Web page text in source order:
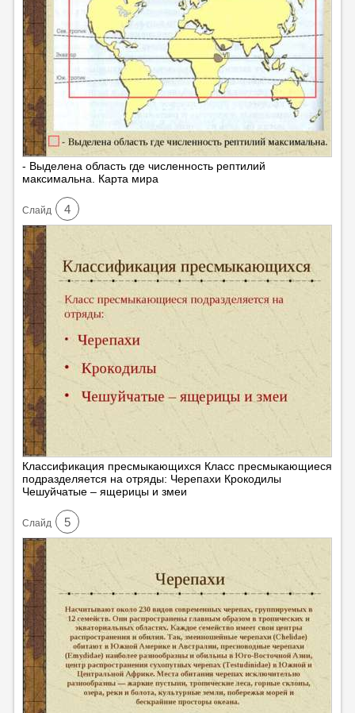
- Выделена область где численность рептилий
максимальна. Карта мира
Cлайд 4
Классификация пресмыкающихся Класс пресмыкающиеся
подразделяется на отряды: Черепахи Крокодилы
Чешуйчатые – ящерицы и змеи
Cлайд 5